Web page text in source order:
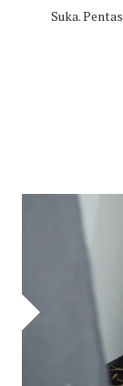
Suka.